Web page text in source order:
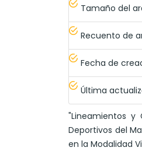
Tamaño del
Recuento de
Fecha de
Última
"Lineamientos y
Deportivos del
en la Modalidad